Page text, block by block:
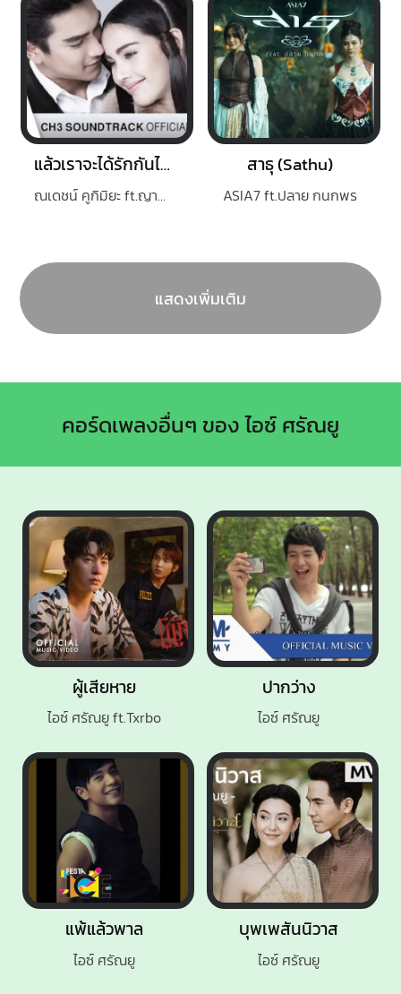
แล้วเราจะได้รักกันไหม
ณเดชน์ คูกิมิยะ ft.ญาญ่า อุรัสยา
สาธุ (Sathu)
ASIA7 ft.ปลาย กนกพร
แสดงเพิ่มเติม
คอร์ดเพลงอื่นๆ ของ ไอซ์ ศรัณยู
บุพเพสันนิวาส
ไอซ์ ศรัณยู
ปากว่าง
ไอซ์ ศรัณยู
แพ้แล้วพาล
ไอซ์ ศรัณยู
ผู้เสียหาย
ไอซ์ ศรัณยู ft.Txrbo